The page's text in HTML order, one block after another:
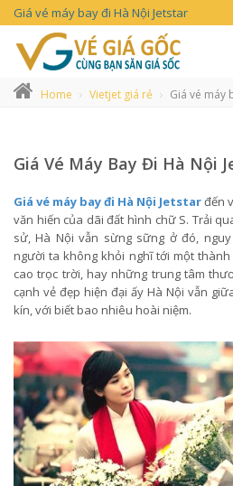
Giá vé máy bay đi Hà Nội Jetstar
Home Vietjet giá rẻ Giá vé máy
Giá Vé Máy Bay Đi Hà Nội
Giá vé máy bay đi Hà Nội Jetstarđến
văn hiến của dãi đất hình chữ S. Trải
sử, Hà Nội vẫn sừng sững ở đó,
người ta không khỏi nghĩ tới một
cao trọc trời, hay những trung tâm
cạnh vẻ đẹp hiện đại ấy Hà Nội vẫn
kín, với biết bao nhiêu hoài niệm.